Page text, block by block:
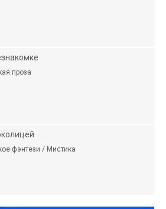
проза
фэнтези / Мистика